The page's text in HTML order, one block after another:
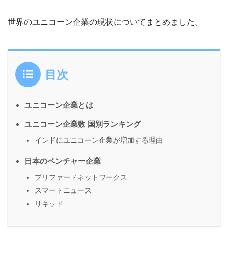
世界のユニコーン企業の現状についてまとめました。
目次
ユニコーン企業とは
ユニコーン企業数 国別ランキング
インドにユニコーン企業が増加する理由
日本のベンチャー企業
プリファードネットワークス
スマートニュース
リキッド